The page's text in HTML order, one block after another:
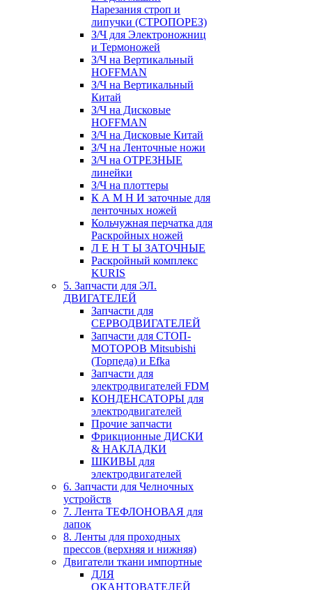
Нарезания строп и
липучки (СТРОПОРЕЗ)
З/Ч для Электроножниц
и Термоножей
З/Ч на Вертикальный
HOFFMAN
З/Ч на Вертикальный
Китай
З/Ч на Дисковые
HOFFMAN
З/Ч на Дисковые Китай
З/Ч на Ленточные ножи
З/Ч на ОТРЕЗНЫЕ
линейки
З/Ч на плоттеры
К А М Н И заточные для
ленточных ножей
Кольчужная перчатка для
Раскройных ножей
Л Е Н Т Ы ЗАТОЧНЫЕ
Раскройный комплекс
KURIS
5. Запчасти для ЭЛ.
ДВИГАТЕЛЕЙ
Запчасти для
СЕРВОДВИГАТЕЛЕЙ
Запчасти для СТОП-
МОТОРОВ Mitsubishi
(Торпеда) и Efka
Запчасти для
электродвигателей FDM
КОНДЕНСАТОРЫ для
электродвигателей
Прочие запчасти
Фрикционные ДИСКИ
& НАКЛАДКИ
ШКИВЫ для
электродвигателей
6. Запчасти для Челночных
устройств
7. Лента ТЕФЛОНОВАЯ для
лапок
8. Ленты для проходных
прессов (верхняя и нижняя)
Двигатели ткани импортные
ДЛЯ
ОКАНТОВАТЕЛЕЙ